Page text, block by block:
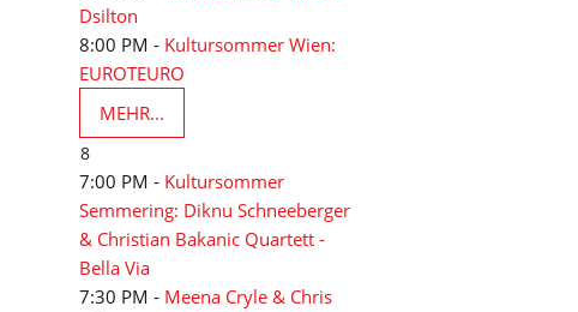
Dsilton
8:00 PM - Kultursommer Wien:
EUROTEURO
MEHR...
8
7:00 PM - Kultursommer
Semmering: Diknu Schneeberger
& Christian Bakanic Quartett -
Bella Via
7:30 PM - Meena Cryle & Chris